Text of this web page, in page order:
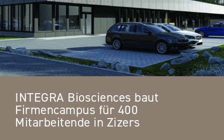
INTEGRA Biosciences baut
Firmencampus für 400
Mitarbeitende in Zizers